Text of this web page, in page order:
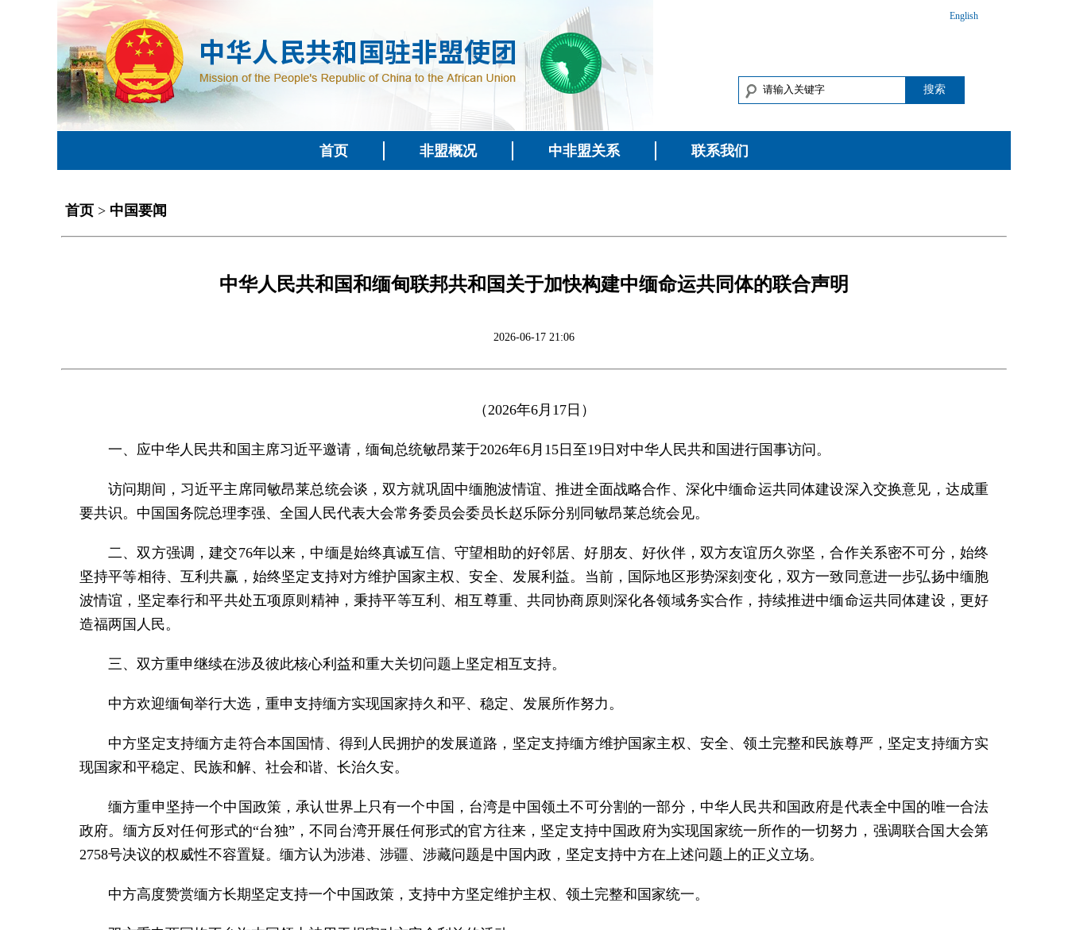
English
搜索
首页 非盟概况 中非盟关系 联系我们
首页 > 中国要闻
中华人民共和国和缅甸联邦共和国关于加快构建中缅命运共同体的联合声明
2026-06-17 21:06
（2026年6月17日）
一、应中华人民共和国主席习近平邀请，缅甸总统敏昂莱于2026年6月15日至19日对中华人民共和国进行国事访问。
访问期间，习近平主席同敏昂莱总统会谈，双方就巩固中缅胞波情谊、推进全面战略合作、深化中缅命运共同体建设深入交换意见，达成重
要共识。中国国务院总理李强、全国人民代表大会常务委员会委员长赵乐际分别同敏昂莱总统会见。
二、双方强调，建交76年以来，中缅是始终真诚互信、守望相助的好邻居、好朋友、好伙伴，双方友谊历久弥坚，合作关系密不可分，始终
坚持平等相待、互利共赢，始终坚定支持对方维护国家主权、安全、发展利益。当前，国际地区形势深刻变化，双方一致同意进一步弘扬中缅胞
波情谊，坚定奉行和平共处五项原则精神，秉持平等互利、相互尊重、共同协商原则深化各领域务实合作，持续推进中缅命运共同体建设，更好
造福两国人民。
三、双方重申继续在涉及彼此核心利益和重大关切问题上坚定相互支持。
中方欢迎缅甸举行大选，重申支持缅方实现国家持久和平、稳定、发展所作努力。
中方坚定支持缅方走符合本国国情、得到人民拥护的发展道路，坚定支持缅方维护国家主权、安全、领土完整和民族尊严，坚定支持缅方实
现国家和平稳定、民族和解、社会和谐、长治久安。
缅方重申坚持一个中国政策，承认世界上只有一个中国，台湾是中国领土不可分割的一部分，中华人民共和国政府是代表全中国的唯一合法
政府。缅方反对任何形式的“台独”，不同台湾开展任何形式的官方往来，坚定支持中国政府为实现国家统一所作的一切努力，强调联合国大会第
2758号决议的权威性不容置疑。缅方认为涉港、涉疆、涉藏问题是中国内政，坚定支持中方在上述问题上的正义立场。
中方高度赞赏缅方长期坚定支持一个中国政策，支持中方坚定维护主权、领土完整和国家统一。